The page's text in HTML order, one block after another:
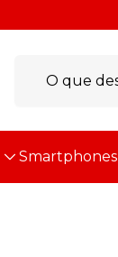
Smartphones